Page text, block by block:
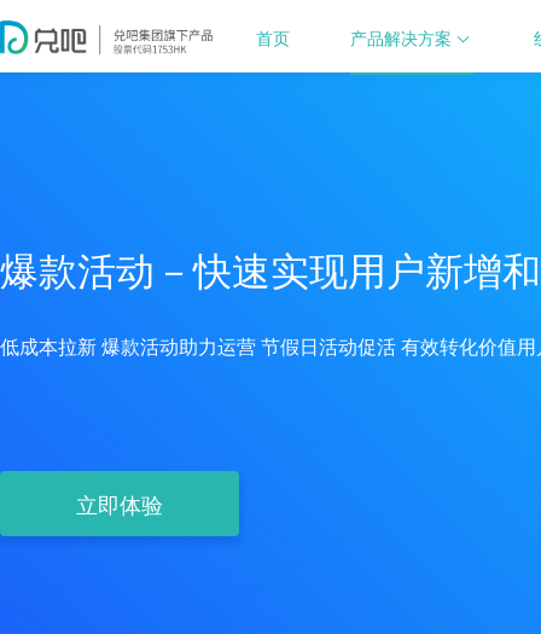
首页 产品解决方案
爆款活动－快速实现用户新增
低成本拉新 爆款活动助力运营 节假日活动促活 有效转化价值
立即体验